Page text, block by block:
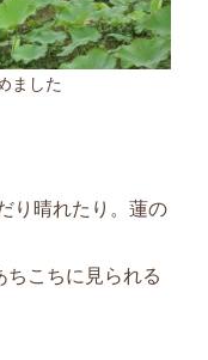
ました
り晴れたり。蓮の
ちこちに見られる